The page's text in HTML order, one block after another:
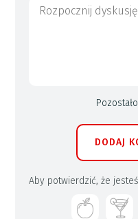
Pozostało
DODAJ
Aby potwierdzić, że